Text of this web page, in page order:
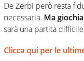
De Zerbi però resta
necessaria. Ma
sarà una partita
Clicca qui per le